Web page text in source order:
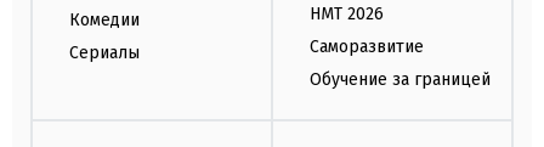
Комедии
Сериалы
НМТ 2026
Саморазвитие
Обучение за границей